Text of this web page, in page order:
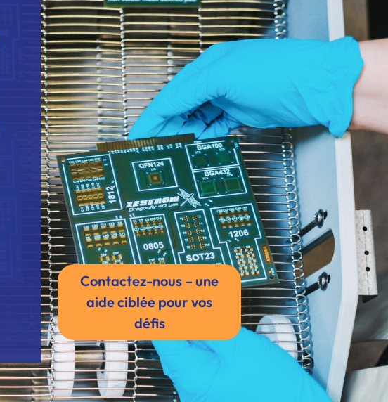
Contactez-nous – une
aide ciblée pour vos
défis